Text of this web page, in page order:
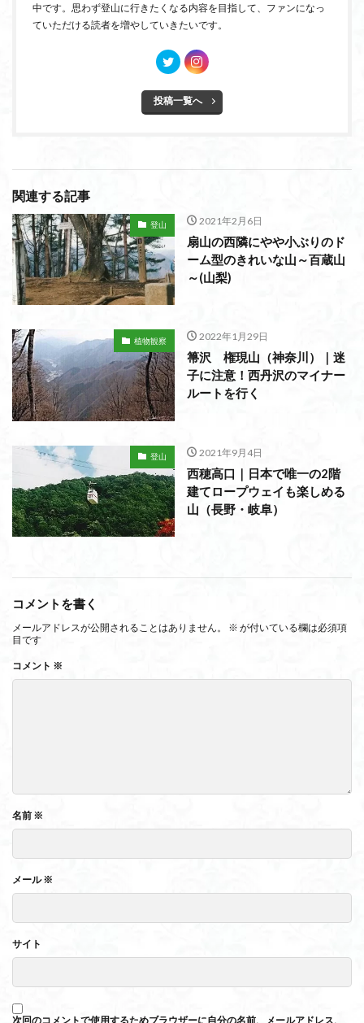
中です。思わず登山に行きたくなる内容を目指して、ファンになっ
ていただける読者を増やしていきたいです。
投稿一覧へ
関連する記事
登山 2021年2月6日
扇山の西隣にやや小ぶりのド
ーム型のきれいな山～百蔵山
～(山梨)
植物観察 2022年1月29日
箒沢 権現山（神奈川）｜迷
子に注意！西丹沢のマイナー
ルートを行く
登山 2021年9月4日
西穂高口｜日本で唯一の2階
建てロープウェイも楽しめる
山（長野・岐阜）
コメントを書く
メールアドレスが公開されることはありません。 ※ が付いている欄は必須項
目です
コメント ※
名前 ※
メール※
サイト
次回のコメントで使用するためブラウザーに自分の名前、メールアドレス、